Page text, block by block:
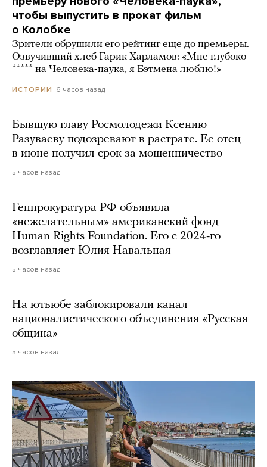
чтобы выпустить в прокат фильм
о Колобке
Зрители обрушили его рейтинг еще до премьеры.
Озвучивший хлеб Гарик Харламов: «Мне глубоко
***** на Человека-паука, я Бэтмена люблю!»
ИСТОРИИ 6 часов назад
Бывшую главу Росмолодежи Ксению
Разуваеву подозревают в растрате. Ее отец
в июне получил срок за мошенничество
5 часов назад
Генпрокуратура РФ объявила
«нежелательным» американский фонд
Human Rights Foundation. Его с 2024-го
возглавляет Юлия Навальная
5 часов назад
На ютьюбе заблокировали канал
националистического объединения «Русская
община»
5 часов назад